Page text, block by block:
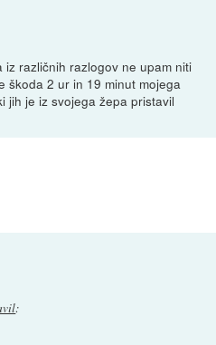
različnih razlogov ne upam niti
škoda 2 ur in 19 minut mojega
jih je iz svojega žepa pristavil
: